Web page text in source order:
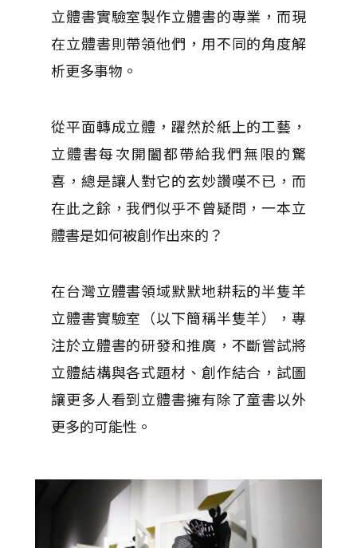
立體書實驗室製作立體書的專業，而現
在立體書則帶領他們，用不同的角度解
析更多事物。
從平面轉成立體，躍然於紙上的工藝，
立體書每次開闔都帶給我們無限的驚
喜，總是讓人對它的玄妙讚嘆不已，而
在此之餘，我們似乎不曾疑問，一本立
體書是如何被創作出來的？
在台灣立體書領域默默地耕耘的半隻羊
立體書實驗室（以下簡稱半隻羊），專
注於立體書的研發和推廣，不斷嘗試將
立體結構與各式題材、創作結合，試圖
讓更多人看到立體書擁有除了童書以外
更多的可能性。